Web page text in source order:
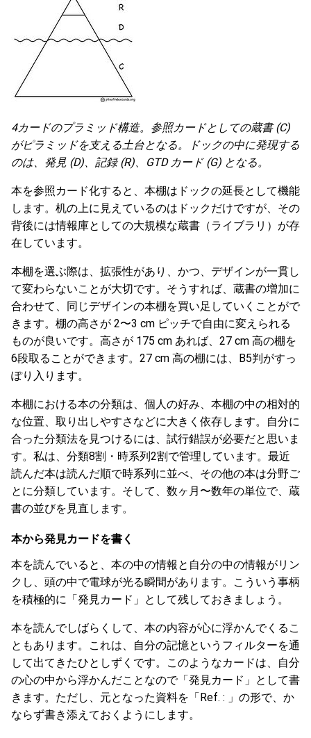
4カードのプラミッド構造。参照カードとしての蔵書 (C)
がピラミッドを支える土台となる。ドックの中に発現する
のは、発見 (D)、記録 (R)、GTD カード (G) となる。
本を参照カード化すると、本棚はドックの延長として機能
します。机の上に見えているのはドックだけですが、その
背後には情報庫としての大規模な蔵書（ライブラリ）が存
在しています。
本棚を選ぶ際は、拡張性があり、かつ、デザインが一貫し
て変わらないことが大切です。そうすれば、蔵書の増加に
合わせて、同じデザインの本棚を買い足していくことがで
きます。棚の高さが 2〜3 cm ピッチで自由に変えられる
ものが良いです。高さが 175 cm あれば、27 cm 高の棚を
6段取ることができます。27 cm 高の棚には、B5判がすっ
ぽり入ります。
本棚における本の分類は、個人の好み、本棚の中の相対的
な位置、取り出しやすさなどに大きく依存します。自分に
合った分類法を見つけるには、試行錯誤が必要だと思いま
す。私は、分類8割・時系列2割で管理しています。最近
読んだ本は読んだ順で時系列に並べ、その他の本は分野ご
とに分類しています。そして、数ヶ月〜数年の単位で、蔵
書の並びを見直します。
本から発見カードを書く
本を読んでいると、本の中の情報と自分の中の情報がリン
クし、頭の中で電球が光る瞬間があります。こういう事柄
を積極的に「発見カード」として残しておきましょう。
本を読んでしばらくして、本の内容が心に浮かんでくるこ
ともあります。これは、自分の記憶というフィルターを通
して出てきたひとしずくです。このようなカードは、自分
の心の中から浮かんだことなので「発見カード」として書
きます。ただし、元となった資料を「Ref. : 」の形で、か
ならず書き添えておくようにします。